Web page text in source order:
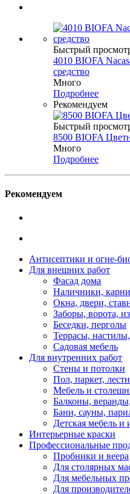
Быстрый
4010 BIOFA
средство
Много
Подробнее
Рекомендуем
Быстрый
8500 BIOFA
Много
Подробнее
Рекомендуем
Антисептики и огне-
Для внешних работ
Фасад дома
Наличники,
Окна, двери,
Заборы, ворота,
Беседки, перголы
Террасы,
Садовая мебель
Для внутренних работ
Стены и потолки
Пол, паркет,
Мебель и
Балконы,
Бани, сауны,
Детская мебель и
Интерьерные краски
Профессиональные
Пробники и веера
Для столярных
Для мебельных
Для